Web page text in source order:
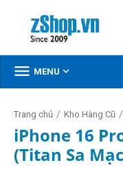
 MENU 
Trang chủ / Kho Hàng Cũ /
iPhone 16
(Titan Sa